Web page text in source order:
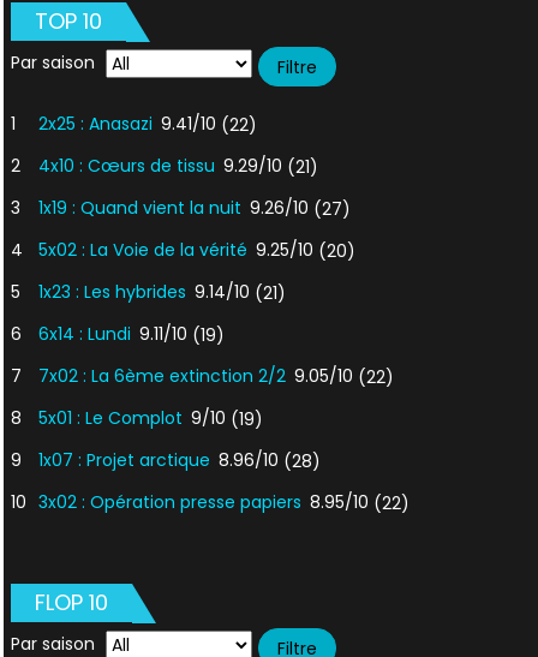
TOP 10
Par saison
1 2x25 : Anasazi 9.41/10 (22)
2
4x10 : Cœurs de tissu 9.29/10 (21)
3
1x19 : Quand vient la nuit 9.26/10 (27)
4
5x02 : La Voie de la vérité 9.25/10 (20)
5
1x23 : Les hybrides 9.14/10 (21)
6
6x14 : Lundi 9.11/10 (19)
7
7x02 : La 6ème extinction 2/2 9.05/10 (22)
8
5x01 : Le Complot 9/10 (19)
9
1x07 : Projet arctique 8.96/10 (28)
10 3x02 : Opération presse papiers 8.95/10 (22)
FLOP 10
Par saison